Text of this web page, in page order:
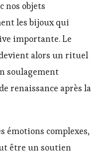
nos objets
les bijoux qui
importante. Le
alors un rituel
soulagement
renaissance après la
émotions complexes,
être un soutien